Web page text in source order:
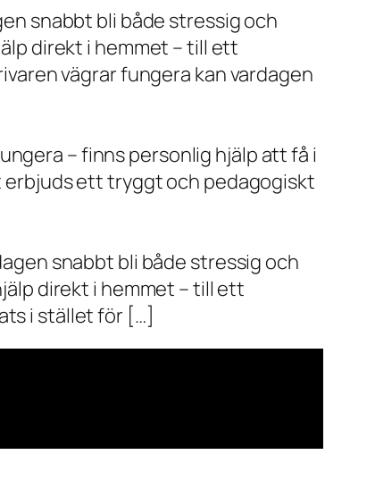
snabbt bli både stressig och
direkt i hemmet – till ett
vägrar fungera kan vardagen
– finns personlig hjälp att få i
erbjuds ett tryggt och pedagogiskt
snabbt bli både stressig och
direkt i hemmet – till ett
i stället för […]